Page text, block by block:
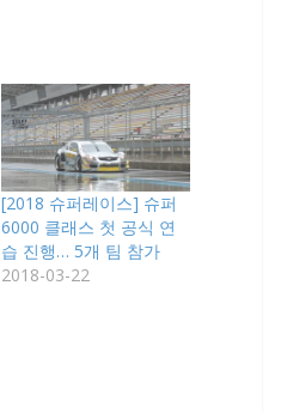
[2018 슈퍼레이스] 슈퍼
6000 클래스 첫 공식 연
습 진행… 5개 팀 참가
2018-03-22